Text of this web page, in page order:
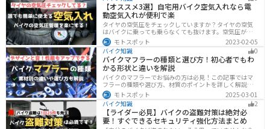
い。
【オススメ3選】自宅用バイク空気入れなら電
動空気入れが便利で楽
タイヤの空気圧をチェックしていますか？タイヤの空気
はバイクに乗っても乗らなくても抜けます。空気圧が下
がると走行性能・燃費・安全性に影響します。空気圧は
常に自分で管理できるようにしておきましょう。楽に使
えるオススメ空気入れをまとめたので、参考にしてくだ
さい。
モトスポット
2023-02-05
バイク知識
0
バイクマフラーの種類と選び方！初心者でもわ
かる形状と違いを解説
バイクのマフラーでお悩みの方は必見！この記事ではマ
フラーの種類や選び方、材質のポイントを詳しく解説し
ています。実は初めてのカスタマイズには、先端だけ変
えられるスリップオンマフラーがおすすめです。記事を
読めば、理想のサウンドと走りを手に入れられます。
モトスポット
2025-03-01
バイク知識
2
【ライダー必見】バイクの盗難対策は絶対必
要！すぐできるセキュリティ強化方法まとめ